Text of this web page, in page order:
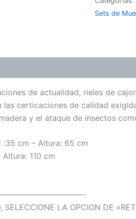
cantidad
Sets de
de actualidad, rieles de
certicaciones de calidad
y el ataque de insectos
:35 cm – Altura: 65 cm
110 cm
LA OPCION DE